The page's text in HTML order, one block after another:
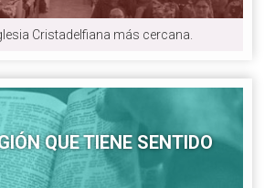
Cristadelfiana más cercana.
QUE TIENE SENTIDO